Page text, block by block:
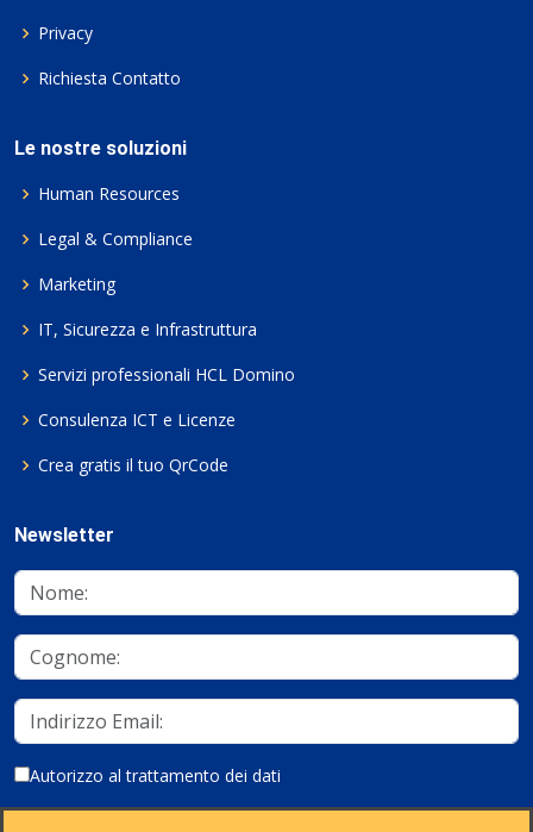
Privacy
Richiesta Contatto
Le nostre soluzioni
Human Resources
Legal & Compliance
Marketing
IT, Sicurezza e Infrastruttura
Servizi professionali HCL Domino
Consulenza ICT e Licenze
Crea gratis il tuo QrCode
Newsletter
Autorizzo al trattamento dei dati